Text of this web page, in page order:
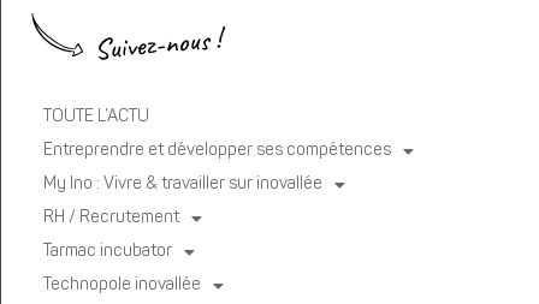
Suivez-nous !
TOUTE L’ACTU
Entreprendre et développer ses compétences
My Ino : Vivre & travailler sur inovallée
RH / Recrutement
Tarmac incubator
Technopole inovallée